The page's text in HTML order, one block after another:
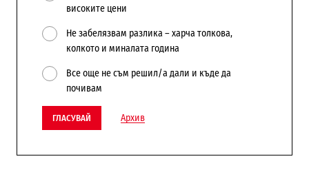
високите цени
Не забелязвам разлика – харча толкова,
колкото и миналата година
Все още не съм решил/а дали и къде да
почивам
ГЛАСУВАЙ Архив